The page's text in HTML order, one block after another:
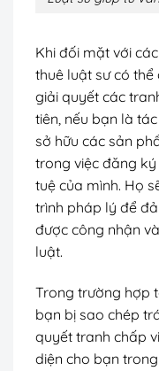
Khi đối mặt với
thuê luật sư có
giải quyết các
tiên, nếu bạn là
sở hữu các sản
trong việc đăng
tuệ của mình. Họ
trình pháp lý để
được công nhận
luật.
Trong trường hợp
bạn bị sao chép
quyết tranh chấp
diện cho bạn